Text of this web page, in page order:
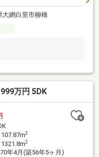
大網白里市柳橋
万円 5DK
2
2
年4月(築56年5ヶ月)